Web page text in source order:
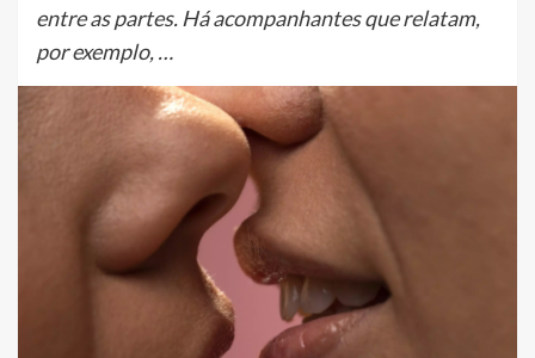
entre as partes. Há acompanhantes que relatam,
por exemplo, …